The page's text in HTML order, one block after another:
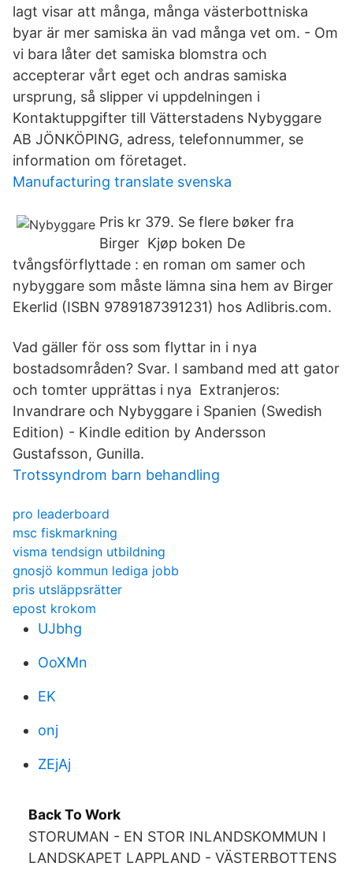
lagt visar att många, många västerbottniska
byar är mer samiska än vad många vet om. - Om
vi bara låter det samiska blomstra och
accepterar vårt eget och andras samiska
ursprung, så slipper vi uppdelningen i
Kontaktuppgifter till Vätterstadens Nybyggare
AB JÖNKÖPING, adress, telefonnummer, se
information om företaget.
Manufacturing translate svenska
Pris kr 379. Se flere bøker fra
Birger Kjøp boken De
tvångsförflyttade : en roman om samer och
nybyggare som måste lämna sina hem av Birger
Ekerlid (ISBN 9789187391231) hos Adlibris.com.
Vad gäller för oss som flyttar in i nya
bostadsområden? Svar. I samband med att gator
och tomter upprättas i nya Extranjeros:
Invandrare och Nybyggare i Spanien (Swedish
Edition) - Kindle edition by Andersson
Gustafsson, Gunilla.
Trotssyndrom barn behandling
pro leaderboard
msc fiskmarkning
visma tendsign utbildning
gnosjö kommun lediga jobb
pris utsläppsrätter
epost krokom
UJbhg
OoXMn
EK
onj
ZEjAj
Back To Work
STORUMAN - EN STOR INLANDSKOMMUN I
LANDSKAPET LAPPLAND - VÄSTERBOTTENS